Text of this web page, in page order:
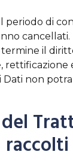
periodo di
il
rettificazione
non